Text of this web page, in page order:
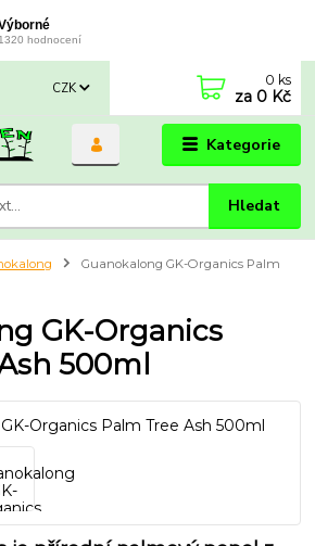
Kategorie
CZK
Hledat
0 ks
za 0 Kč
Guanokalong GK-Organics Palm
GK-Organics
500ml